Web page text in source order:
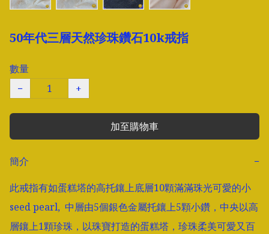
50年代三層天然珍珠鑽石10k戒指
數量
−
+
加至購物車
簡介
−
此戒指有如蛋糕塔的高托鑲上底層10顆滿滿珠光可愛的小
seed pearl,  中層由5個銀色金屬托鑲上5顆小鑽，中央以高
層鑲上1顆珍珠，以珠寶打造的蛋糕塔，珍珠柔美可愛又百